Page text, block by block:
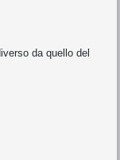
da quello del